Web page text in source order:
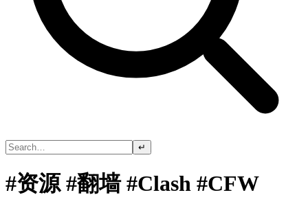
↵
#资源 #翻墙 #Clash #CFW